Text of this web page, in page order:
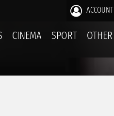
ACCOUNT
CINEMA SPORT OTHER